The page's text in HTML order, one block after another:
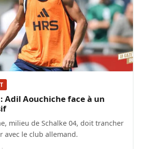
Adil Aouchiche face à un
milieu de Schalke 04, doit trancher
avec le club allemand.